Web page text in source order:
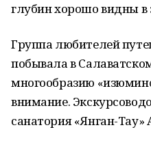
глубин хорошо видны в
Группа любителей
побывала в
многообразию
внимание.
санатория «Янган-Тау»